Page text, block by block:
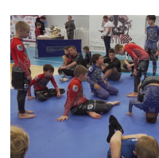
Автор:Валентина 17.11.2025